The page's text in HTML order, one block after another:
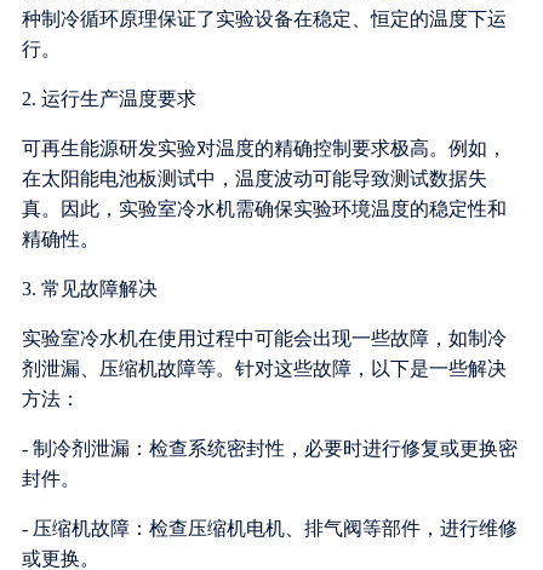
种制冷循环原理保证了实验设备在稳定、恒定的温度下运
行。
2. 运行生产温度要求
可再生能源研发实验对温度的精确控制要求极高。例如，
在太阳能电池板测试中，温度波动可能导致测试数据失
真。因此，实验室冷水机需确保实验环境温度的稳定性和
精确性。
3. 常见故障解决
实验室冷水机在使用过程中可能会出现一些故障，如制冷
剂泄漏、压缩机故障等。针对这些故障，以下是一些解决
方法：
- 制冷剂泄漏：检查系统密封性，必要时进行修复或更换密
封件。
- 压缩机故障：检查压缩机电机、排气阀等部件，进行维修
或更换。